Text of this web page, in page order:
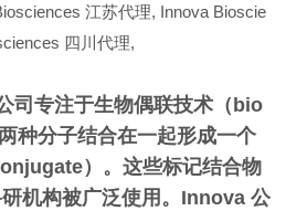
江苏代理,
Innova Bioscie
四川代理,
司专注于生物偶联技术（bio
种分子结合在一起形成一个
）。这些标记结合物
机构被广泛使用。Innova 公